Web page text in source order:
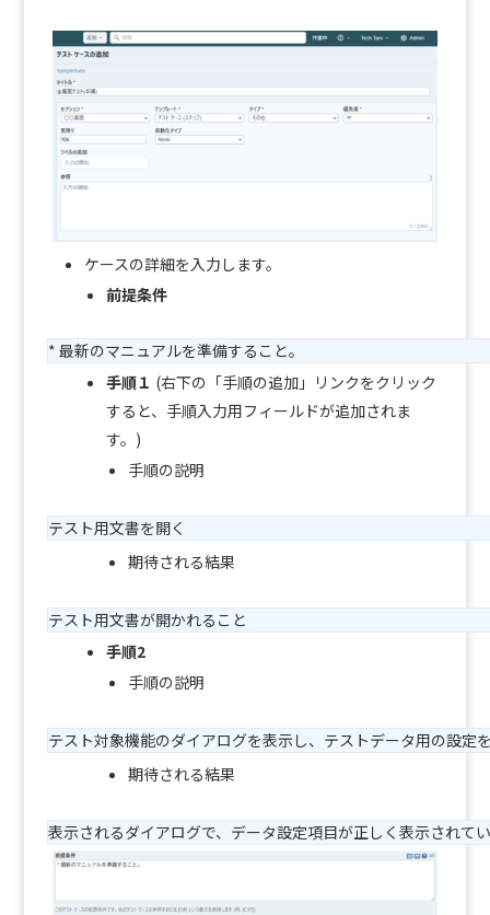
ケースの詳細を入力します。
前提条件
* 最新のマニュアルを準備すること。
手順１ (右下の「手順の追加」リンクをクリック
すると、手順入力用フィールドが追加されま
す。)
手順の説明
テスト用文書を開く
期待される結果
テスト用文書が開かれること
手順2
手順の説明
テスト対象機能のダイアログを表示し、テストデータ用の設定
期待される結果
表示されるダイアログで、データ設定項目が正しく表示されて